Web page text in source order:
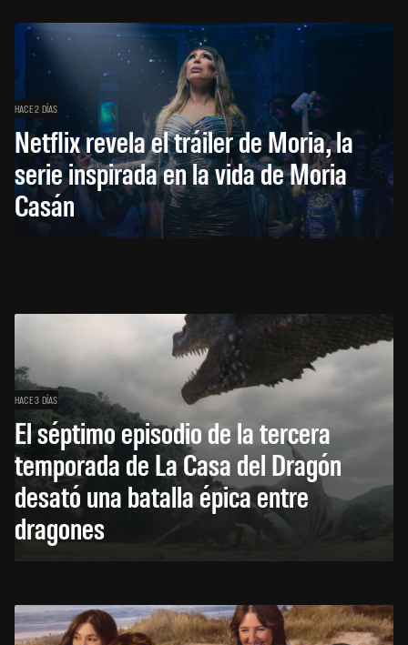
HACE 2 DÍAS
Netflix revela el tráiler de Moria, la
serie inspirada en la vida de Moria
Casán
HACE 3 DÍAS
El séptimo episodio de la tercera
temporada de La Casa del Dragón
desató una batalla épica entre
dragones